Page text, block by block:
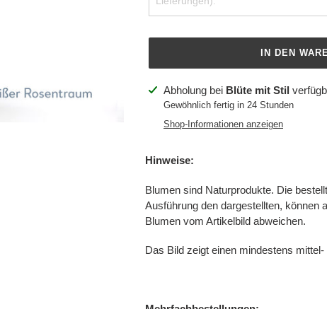
IN DEN
Produkt
zum
Abholung bei Blüte mit Stil
Gewöhnlich fertig in 24 Stunden
Shop-Informationen anzeigen
Hinweise:
Blumen sind Naturprodukte. Die
Ausführung den dargestellten, können
Blumen vom Artikelbild abweichen.
Das Bild zeigt einen mindestens